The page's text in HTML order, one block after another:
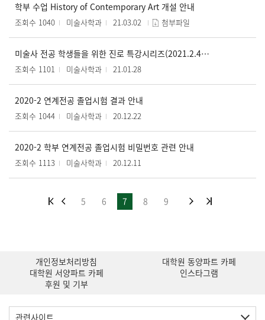
학부 수업 History of Contemporary Art 개설 안내
조회수 1040 미술사학과 21.03.02 첨부파일
미술사 전공 학생들을 위한 진로 특강시리즈(2021.2.4~2021.3.27)
조회수 1101 미술사학과 21.01.28
2020-2 연계전공 졸업시험 결과 안내
조회수 1044 미술사학과 20.12.22
2020-2 학부 연계전공 졸업시험 비밀번호 관련 안내
조회수 1113 미술사학과 20.12.11
5 6 7 8 9
개인정보처리방침
대학원 동양파트 카페
대학원 서양파트 카페
인스타그램
후원 및 기부
관련사이트